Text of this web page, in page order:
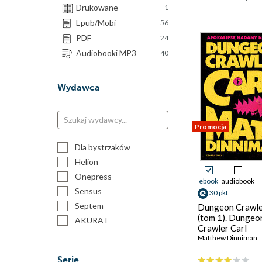
Drukowane 1
Epub/Mobi 56
PDF 24
Audiobooki MP3 40
Wydawca
Dla bystrzaków
Helion
Onepress
Sensus
Septem
AKURAT
Promocja
ebook audiobook
30 pkt
Dungeon
(tom 1).
Crawler Carl
Matthew Dinniman